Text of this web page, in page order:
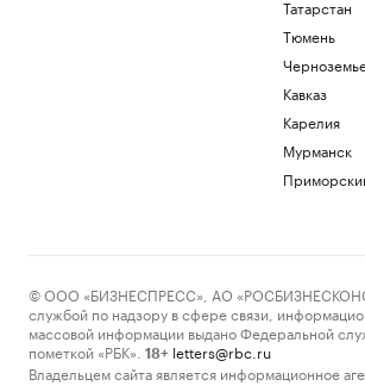
В каких странах дети при рождении
получают гражданство. Карта мира
19-летняя россиянка впервые победила
соперницу из топ-20 на турнире WTA
Татарстан
Тюмень
Кавказ
Карелия
Мурманск
© ООО «БИЗНЕСПРЕСС», АО
службой по надзору в сфере связи,
массовой информации выдано Федеральной
пометкой «РБК».
18+ letters@rbc.ru
Владельцем сайта является информационное